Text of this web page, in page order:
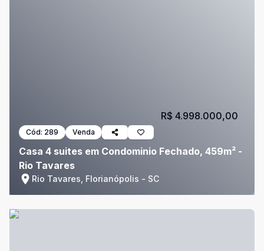
Cód: 289 Venda
Casa 4 suites em Condominio Fechado, 459m² -
Rio Tavares
Rio Tavares, Florianópolis - SC
R$ 4.998.000,00